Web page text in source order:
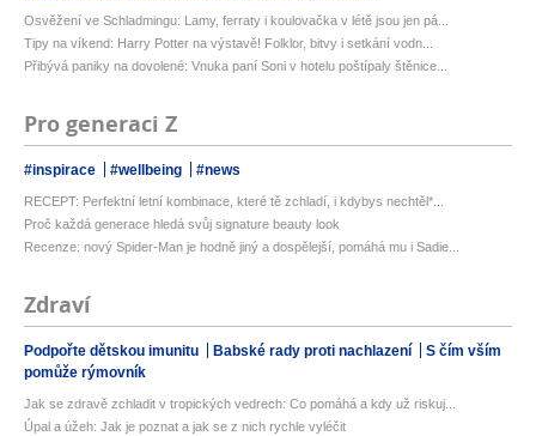
Osvěžení ve Schladmingu: Lamy, ferraty i koulovačka v létě jsou jen pá...
Tipy na víkend: Harry Potter na výstavě! Folklor, bitvy i setkání vodn...
Přibývá paniky na dovolené: Vnuka paní Soni v hotelu poštípaly štěnice...
Pro generaci Z
#inspirace #wellbeing #news
RECEPT: Perfektní letní kombinace, které tě zchladí, i kdybys nechtěl*...
Proč každá generace hledá svůj signature beauty look
Recenze: nový Spider-Man je hodně jiný a dospělejší, pomáhá mu i Sadie...
Zdraví
Podpořte dětskou imunitu Babské rady proti nachlazení
S čím vším
pomůže rýmovník
Jak se zdravě zchladit v tropických vedrech: Co pomáhá a kdy už riskuj...
Úpal a úžeh: Jak je poznat a jak se z nich rychle vyléčit